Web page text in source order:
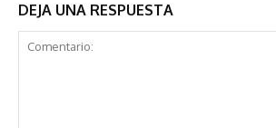
DEJA UNA RESPUESTA